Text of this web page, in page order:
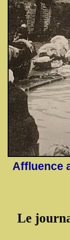
Affluence
Le